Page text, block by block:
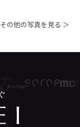
その他の写真を見る ＞